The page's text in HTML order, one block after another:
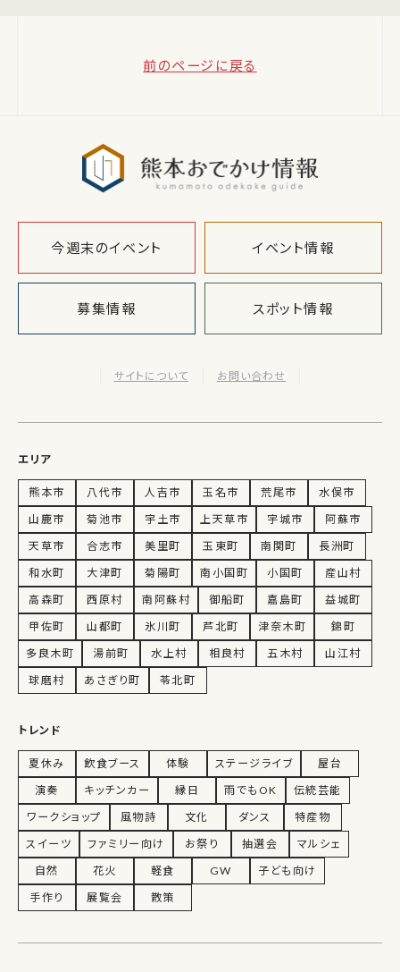
前のページに戻る
今週末のイベント イベント情報
募集情報 スポット情報
サイトについて お問い合わせ
エリア
熊本市 八代市 人吉市 玉名市 荒尾市
水俣市
山鹿市
菊池市 宇土市 上天草市 宇城市
阿蘇市
天草市
合志市 美里町 玉東町 南関町
長洲町
和水町
大津町 菊陽町 南小国町 小国町
産山村
高森町
西原村 南阿蘇村 御船町 嘉島町
益城町
甲佐町
山都町 氷川町 芦北町 津奈木町
錦町
多良木町
湯前町 水上村 相良村 五木村
山江村
球磨村
あさぎり町 苓北町
トレンド
夏休み 飲食ブース 体験 ステージライブ
屋台
演奏
キッチンカー 縁日 雨でもOK
伝統芸能
ワークショップ
風物詩 文化 ダンス
特産物
スイーツ
ファミリー向け お祭り 抽選会
マルシェ
自然
花火 軽食 GW
子ども向け
手作り
展覧会 散策